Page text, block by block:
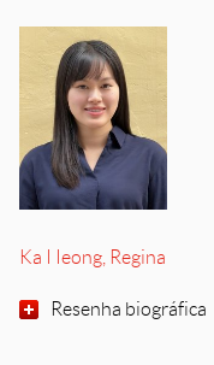
Ka I Ieong, Regina
Resenha biográfica